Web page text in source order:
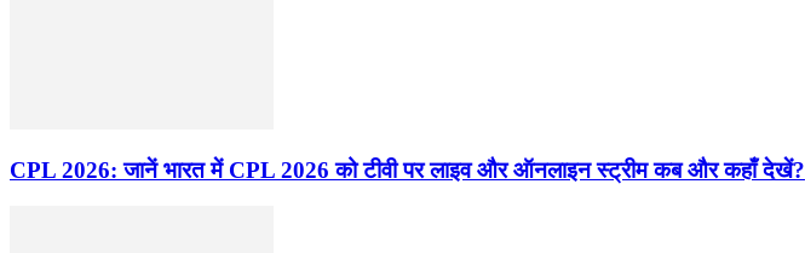
CPL 2026: जानें भारत में CPL 2026 को टीवी पर लाइव और ऑनलाइन स्ट्रीम कब और कहाँ देखें?